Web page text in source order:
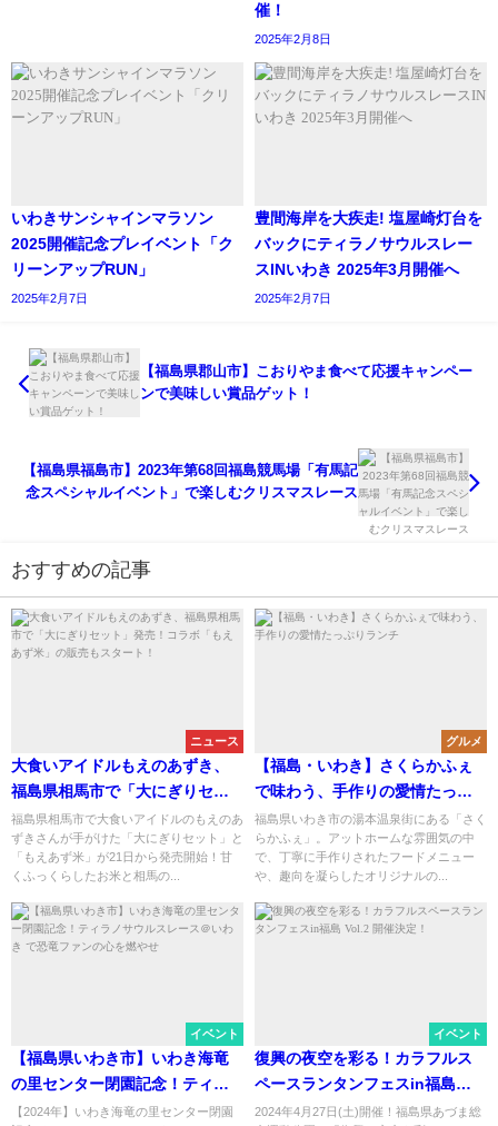
催！
2025年2月8日
いわきサンシャインマラソン
2025開催記念プレイベント「ク
リーンアップRUN」
2025年2月7日
豊間海岸を大疾走! ​塩屋崎灯台を
バックにティラノサウルスレー
スINいわき 2025年3月開催へ
2025年2月7日
【福島県郡山市】こおりやま食べて応援キャンペー
ンで美味しい賞品ゲット！
【福島県福島市】2023年第68回福島競馬場「有馬記
念スペシャルイベント」で楽しむクリスマスレース
おすすめの記事
ニュース
大食いアイドルもえのあずき、
福島県相馬市で「大にぎりセッ
ト」発売！コラボ「もえあず
米」の販売もスタート！
福島県相馬市で大食いアイドルのもえのあ
ずきさんが手がけた「大にぎりセット」と
「もえあず米」が21日から発売開始！甘
くふっくらしたお米と相馬の...
グルメ
【福島・いわき】さくらかふぇ
で味わう、手作りの愛情たっぷ
りランチ
福島県いわき市の湯本温泉街にある「さく
らかふぇ」。アットホームな雰囲気の中
で、丁寧に手作りされたフードメニュー
や、趣向を凝らしたオリジナルの...
イベント
【福島県いわき市】いわき海竜
の里センター閉園記念！ティラ
ノサウルスレース＠いわき で恐
【2024年】いわき海竜の里センター閉園
イベント
復興の夜空を彩る！カラフルス
ペースランタンフェスin福島
Vol.2 開催決定！
2024年4月27日(土)開催！福島県あづま総